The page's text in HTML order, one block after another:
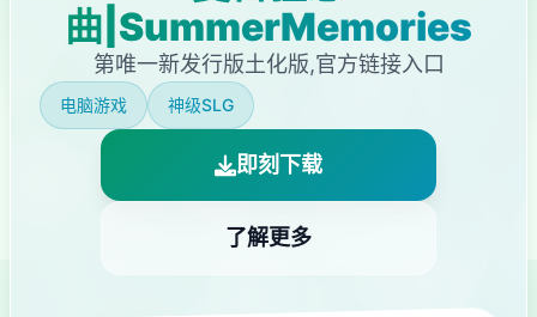
曲|SummerMemories
第唯一新发行版土化版,官方链接入口
电脑游戏 神级SLG
即刻下载
了解更多